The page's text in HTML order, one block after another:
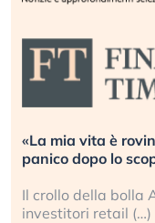
gli
Quando
La
sganciata